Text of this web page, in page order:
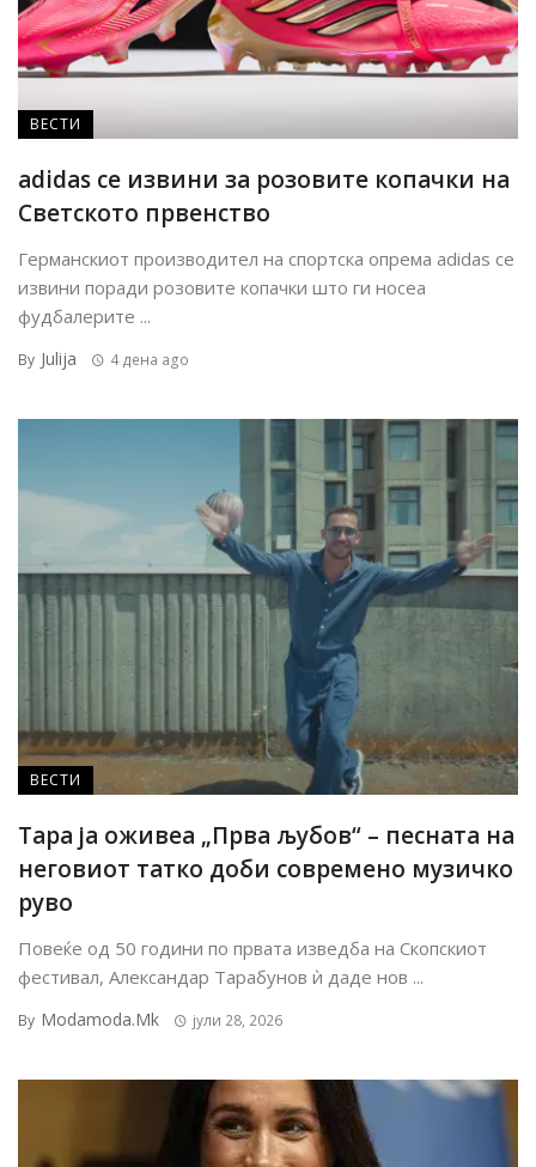
ВЕСТИ
adidas се извини за розовите копачки на
Светското првенство
Германскиот производител на спортска опрема adidas се
извини поради розовите копачки што ги носеа
фудбалерите ...
By Julija 4 дена ago
ВЕСТИ
Тара ја оживеа „Прва љубов“ – песната на
неговиот татко доби современо музичко
руво
Повеќе од 50 години по првата изведба на Скопскиот
фестивал, Александар Тарабунов ѝ даде нов ...
By Modamoda.mk јули 28, 2026